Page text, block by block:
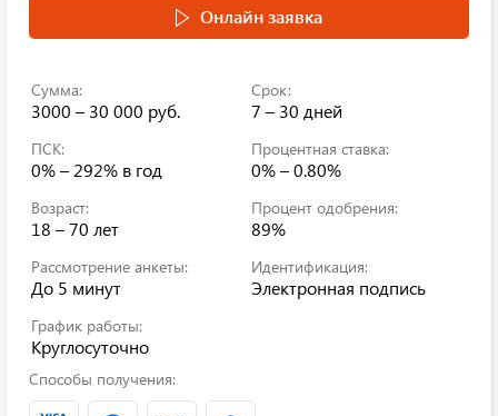
Онлайн заявка
Сумма:
3000 – 30 000 руб.
Срок:
7 – 30 дней
ПСК:
0% – 292% в год
Процентная ставка:
0% – 0.80%
Возраст:
18 – 70 лет
Процент одобрения:
89%
Рассмотрение анкеты:
До 5 минут
Идентификация:
Электронная подпись
График работы:
Круглосуточно
Способы получения: